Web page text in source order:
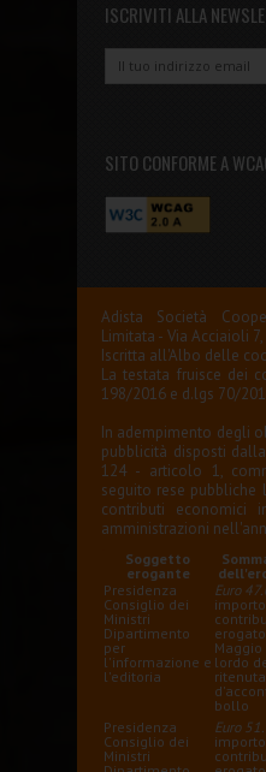
ISCRIVITI ALLA
SITO CONFORME A
Adista Società
Limitata - Via Acciaioli 7,
Iscritta all'Albo delle
La testata fruisce dei
198/2016 e d.lgs 70/
In adempimento degli
pubblicità disposti
124 - articolo 1,
seguito rese
contributi economici
amministrazioni
Soggetto
erogante
Presidenza
Consiglio dei
Ministri
Dipartimento
per
l'informazione e
l'editoria
Euro
lordo
ritenuta
bollo
Presidenza
Consiglio dei
Ministri
Euro